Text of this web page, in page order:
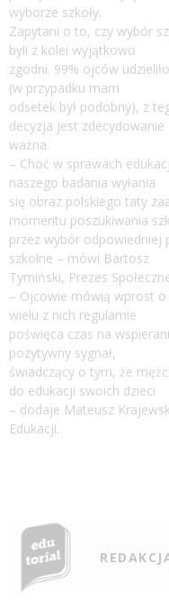
wyborze szkoły.
Zapytani o to, czy wybór
byli z kolei wyjątkowo
zgodni. 99% ojców
(w przypadku mam
odsetek był podobny), z
decyzja jest zdecydowanie
ważna.
– Choć w sprawach
naszego badania wyłania
się obraz polskiego taty
momentu poszukiwania
przez wybór odpowiedniej
szkolne – mówi Bartosz
Tymiński, Prezes
– Ojcowie mówią wprost
wielu z nich regularnie
poświęca czas na
pozytywny sygnał,
świadczący o tym, że
do edukacji swoich dzieci
– dodaje Mateusz
Edukacji.